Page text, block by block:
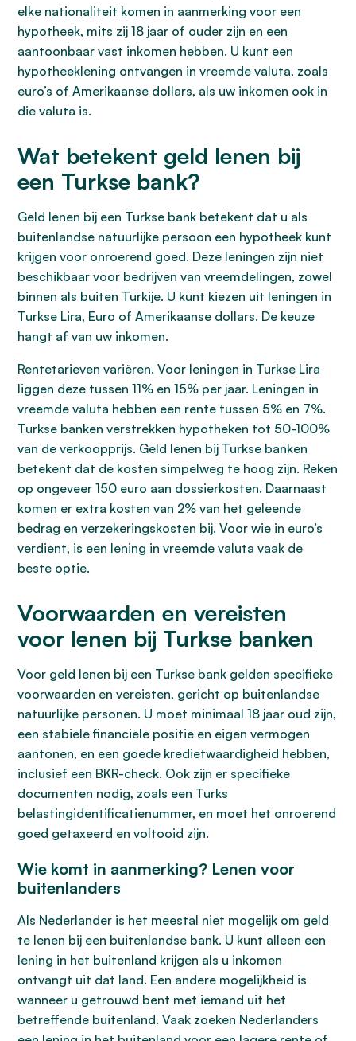
elke nationaliteit komen in aanmerking voor een
hypotheek, mits zij 18 jaar of ouder zijn en een
aantoonbaar vast inkomen hebben. U kunt een
hypotheeklening ontvangen in vreemde valuta, zoals
euro’s of Amerikaanse dollars, als uw inkomen ook in
die valuta is.
Wat betekent geld lenen bij
een Turkse bank?
Geld lenen bij een Turkse bank betekent dat u als
buitenlandse natuurlijke persoon een hypotheek kunt
krijgen voor onroerend goed. Deze leningen zijn niet
beschikbaar voor bedrijven van vreemdelingen, zowel
binnen als buiten Turkije. U kunt kiezen uit leningen in
Turkse Lira, Euro of Amerikaanse dollars. De keuze
hangt af van uw inkomen.
Rentetarieven variëren. Voor leningen in Turkse Lira
liggen deze tussen 11% en 15% per jaar. Leningen in
vreemde valuta hebben een rente tussen 5% en 7%.
Turkse banken verstrekken hypotheken tot 50-100%
van de verkoopprijs. Geld lenen bij Turkse banken
betekent dat de kosten simpelweg te hoog zijn. Reken
op ongeveer 150 euro aan dossierkosten. Daarnaast
komen er extra kosten van 2% van het geleende
bedrag en verzekeringskosten bij. Voor wie in euro’s
verdient, is een lening in vreemde valuta vaak de
beste optie.
Voorwaarden en vereisten
voor lenen bij Turkse banken
Voor geld lenen bij een Turkse bank gelden specifieke
voorwaarden en vereisten, gericht op buitenlandse
natuurlijke personen. U moet minimaal 18 jaar oud zijn,
een stabiele financiële positie en eigen vermogen
aantonen, en een goede kredietwaardigheid hebben,
inclusief een BKR-check. Ook zijn er specifieke
documenten nodig, zoals een Turks
belastingidentificatienummer, en moet het onroerend
goed getaxeerd en voltooid zijn.
Wie komt in aanmerking? Lenen voor
buitenlanders
Als Nederlander is het meestal niet mogelijk om geld
te lenen bij een buitenlandse bank. U kunt alleen een
lening in het buitenland krijgen als u inkomen
ontvangt uit dat land. Een andere mogelijkheid is
wanneer u getrouwd bent met iemand uit het
betreffende buitenland. Vaak zoeken Nederlanders